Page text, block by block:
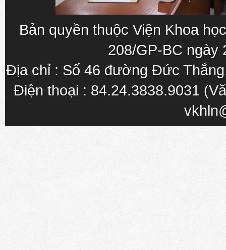
Bản quyền thuộc Viện Khoa
208/GP-BC ngày
Địa chỉ : Số 46 đường Đức
Điện thoại : 84.24.3838.9031